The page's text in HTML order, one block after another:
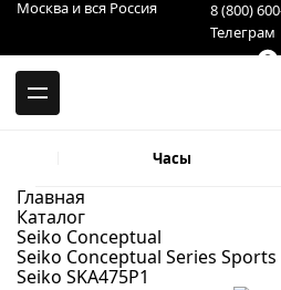
Москва и вся Россия
Самара
8 (846) 379-32-22
8 (800)
Телеграм
Макс
Часы
Главная
Каталог
Seiko Conceptual
Seiko Conceptual Series Sports
Seiko SKA475P1